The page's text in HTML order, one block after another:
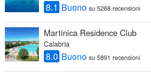
8.1 Buono su 5268 recensioni
Martinica Residence Club
Calabria
8.0 Buono su 5891 recensioni